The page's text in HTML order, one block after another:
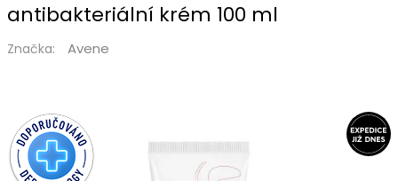
antibakteriální krém 100 ml
Značka: Avene